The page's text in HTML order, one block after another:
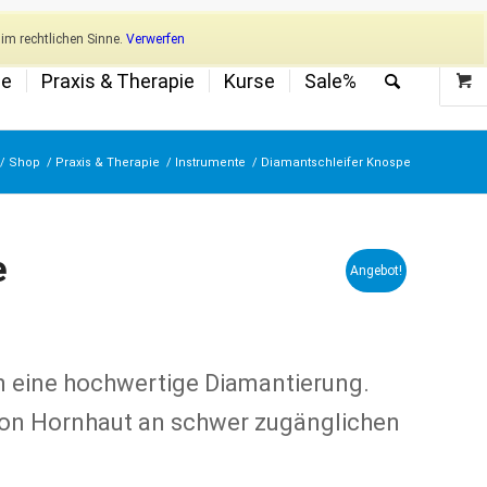
rechtlichen Sinne. Verwerfen
Newsletter Mein Konto
Praxis & Therapie Kurse Sale%
/ Shop / Praxis & Therapie / Instrumente / Diamantschleifer Knospe
Angebot!
eine hochwertige Diamantierung.
Hornhaut an schwer zugänglichen